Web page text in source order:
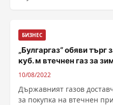
БИЗНЕС
„Булгаргаз“ обяви
куб. м втечнен газ за
10/08/2022
Държавният газов
за покупка на втечнен